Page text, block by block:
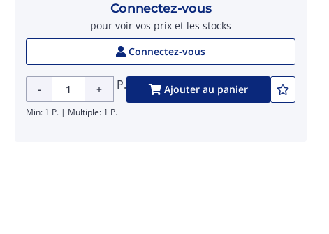
Connectez-vous
pour voir vos prix et les stocks
Connectez-vous
- + P. Ajouter au panier
Min: 1 P. | Multiple: 1 P.